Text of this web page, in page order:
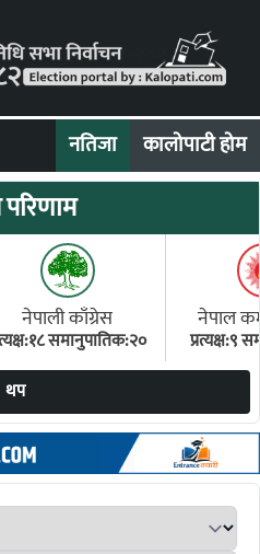
नतिजा कालोपाटी होम
नेपाली काँग्रेस
समानुपातिक:२०
नेपाल
प्रत्यक्ष:९
थप